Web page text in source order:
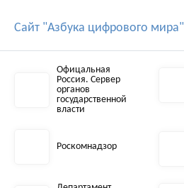
Сайт "Азбука цифрового мира"
Офицальная
Россия. Сервер
органов
государственной
власти
Роскомнадзор